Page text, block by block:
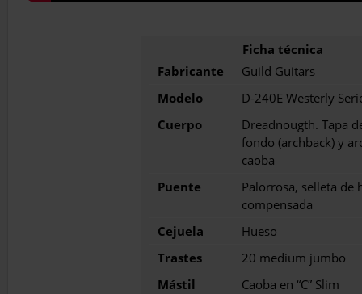
Fabricante
Guild Guitars
Modelo
D-240E Westerly
Cuerpo
Dreadnougth. Tapa
fondo (archback) y
caoba
Puente
Palorrosa, selleta de
compensada
Cejuela
Hueso
Trastes
20 medium jumbo
Mástil
Caoba en “C” Slim